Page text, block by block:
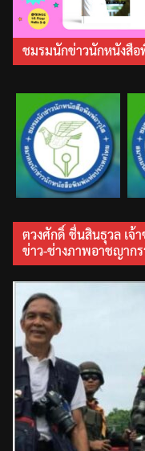
ชมรมนักข่าวนักหนังสือ
ตวงศักดิ์ ชื่นสินธุวล เจ้
ข่าว-ช่างภาพอาชญาก